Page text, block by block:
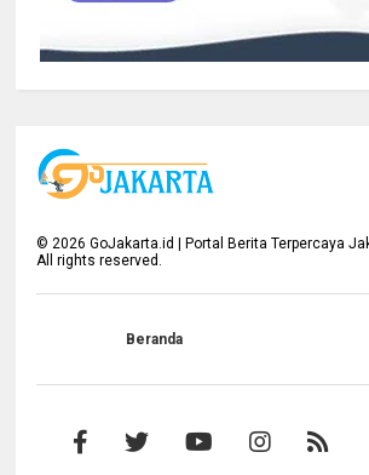
©2026 GoJakarta.id | Portal Berita Terpercaya
All rights reserved.
Beranda